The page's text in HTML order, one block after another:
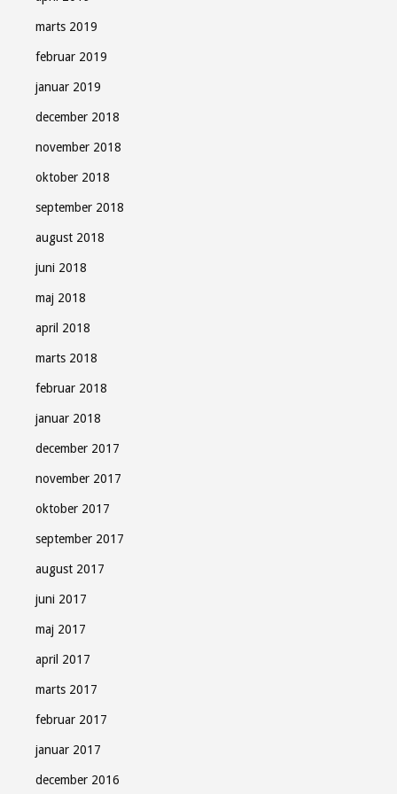
marts 2019
februar 2019
januar 2019
december 2018
november 2018
oktober 2018
september 2018
august 2018
juni 2018
maj 2018
april 2018
marts 2018
februar 2018
januar 2018
december 2017
november 2017
oktober 2017
september 2017
august 2017
juni 2017
maj 2017
april 2017
marts 2017
februar 2017
januar 2017
december 2016